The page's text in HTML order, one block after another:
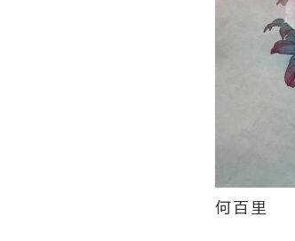
何百里